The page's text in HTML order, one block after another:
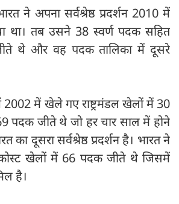
ने अपना सर्वश्रेष्ठ प्रदर्शन 2010 में
था। तब उसने 38 स्वर्ण पदक सहित
थे और वह पदक तालिका में दूसरे
2002 में खेले गए राष्ट्रमंडल खेलों में 30
पदक जीते थे जो हर चार साल में होने
का दूसरा सर्वश्रेष्ठ प्रदर्शन है। भारत ने
कोस्ट खेलों में 66 पदक जीते थे जिसमें
है।